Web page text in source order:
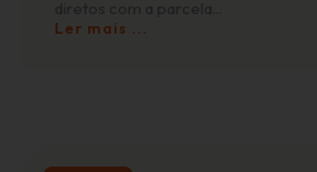
Ler mais ...